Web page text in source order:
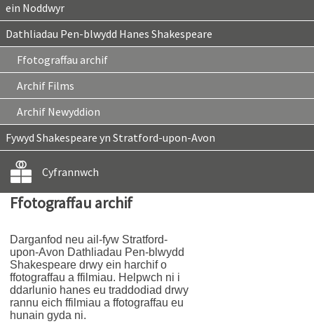
ein Noddwyr
Dathliadau Pen-blwydd Hanes Shakespeare
Ffotograffau archif
Archif Films
Archif Newyddion
Fywyd Shakespeare yn Stratford-upon-Avon
Cyfrannwch
Ffotograffau archif
Darganfod neu ail-fyw Stratford-
upon-Avon Dathliadau Pen-blwydd
Shakespeare drwy ein harchif o
ffotograffau a ffilmiau. Helpwch ni i
ddarlunio hanes eu traddodiad drwy
rannu eich ffilmiau a ffotograffau eu
hunain gyda ni.